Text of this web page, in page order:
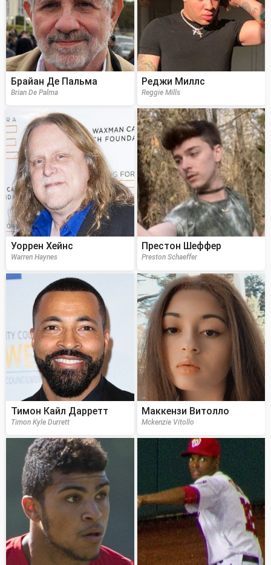
Брайан Де Пальма
Brian De Palma
Реджи Миллс
Reggie Mills
Уоррен Хейнс
Warren Haynes
Престон Шеффер
Preston Schaeffer
Тимон Кайл Дарретт
Timon Kyle Durrett
Маккензи Витолло
Mckenzie Vitollo